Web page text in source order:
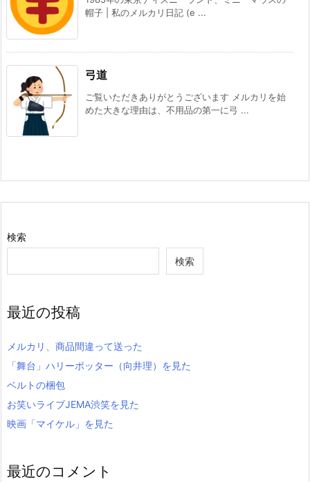
帽子 | 私のメルカリ日記 (e ...
弓道
ご覧いただきありがとうございます メルカリを始
めた大きな理由は、不用品の第一に弓 ...
検索
検索
最近の投稿
メルカリ、商品間違って送った
「舞台」ハリーポッター（向井理）を見た
ベルトの梱包
お笑いライブJEMA渋笑を見た
映画「マイケル」を見た
最近のコメント